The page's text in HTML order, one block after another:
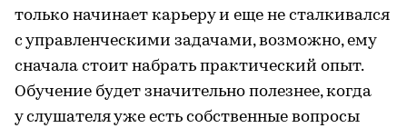
только начинает карьеру и еще не сталкивался
с управленческими задачами, возможно, ему
сначала стоит набрать практический опыт.
Обучение будет значительно полезнее, когда
у слушателя уже есть собственные вопросы